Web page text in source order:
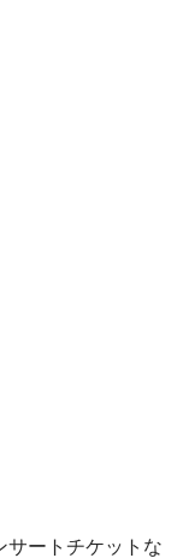
サートチケットな